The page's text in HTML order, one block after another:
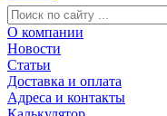
О компании
Новости
Статьи
Доставка и оплата
Адреса и контакты